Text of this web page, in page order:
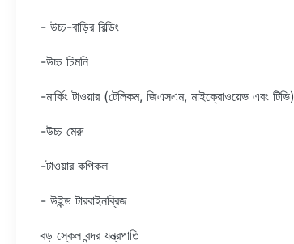
- উচ্চ-বাড়ির বিল্ডিং
-উচ্চ চিমনি
-মার্কিং টাওয়ার (টেলিকম, জিএসএম, মাইক্রোওয়েভ এবং টিভি)
-উচ্চ মেরু
-টাওয়ার কপিকল
- উইন্ড টারবাইনব্রিজ
বড় স্কেল বন্দর যন্ত্রপাতি